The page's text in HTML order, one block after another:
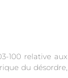
100 relative aux
du désordre,